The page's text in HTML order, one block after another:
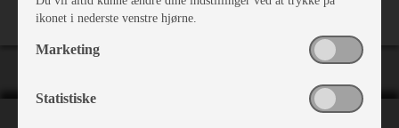
ikonet i nederste venstre hjørne.
Marketing
Statistiske